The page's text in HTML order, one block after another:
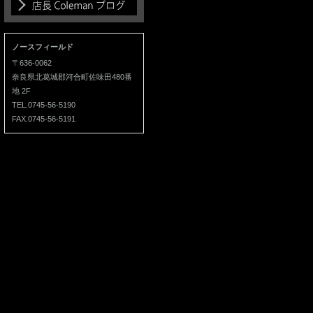
ノースフィールド
〒636-0062
奈良県北葛城郡河合町佐味田480番
地 2F
TEL.0745-56-5190
FAX.0745-56-5191